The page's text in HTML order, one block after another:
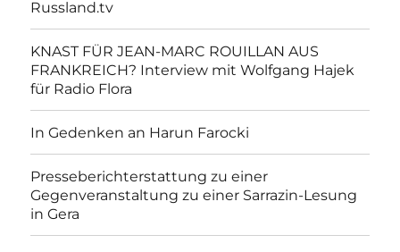
Russland.tv
KNAST FÜR JEAN-MARC ROUILLAN AUS
FRANKREICH? Interview mit Wolfgang Hajek
für Radio Flora
In Gedenken an Harun Farocki
Presseberichterstattung zu einer
Gegenveranstaltung zu einer Sarrazin-Lesung
in Gera